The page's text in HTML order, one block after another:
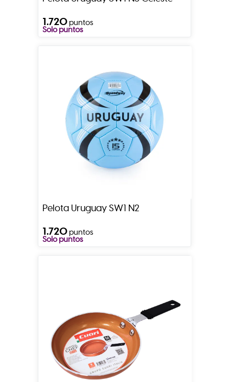
1.720puntos
Solo puntos
Pelota Uruguay SW1 N2
1.720puntos
Solo puntos